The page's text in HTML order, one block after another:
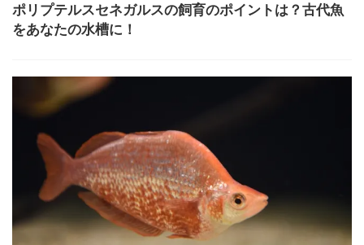
ポリプテルスセネガルスの飼育のポイントは？古代魚
をあなたの水槽に！